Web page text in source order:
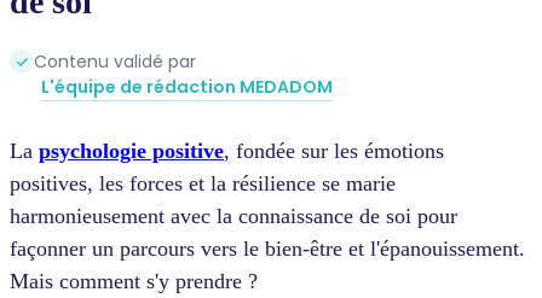
Contenu validé par
L'équipe de rédaction MEDADOM
La psychologie positive, fondée sur les émotions
positives, les forces et la résilience se marie
harmonieusement avec la connaissance de soi pour
façonner un parcours vers le bien-être et l'épanouissement.
Mais comment s'y prendre ?